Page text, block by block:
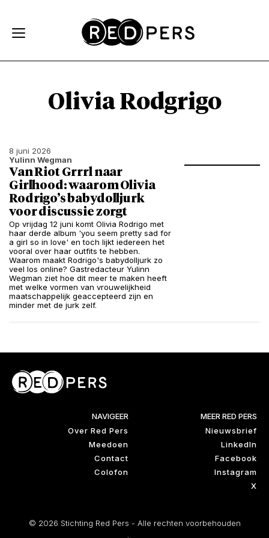
Olivia Rodgrigo
8 juni 2026
Yulinn Wegman
Van Riot Grrrl naar
Girlhood: waarom Olivia
Rodrigo’s babydolljurk
voor discussie zorgt
Op vrijdag 12 juni komt Olivia Rodrigo met
haar derde album 'you seem pretty sad for
a girl so in love' en toch lijkt iedereen het
vooral over haar outfits te hebben.
Waarom maakt Rodrigo's babydolljurk zo
veel los online? Gastredacteur Yulinn
Wegman ziet hoe dit meer te maken heeft
met welke vormen van vrouwelijkheid
maatschappelijk geaccepteerd zijn en
minder met de jurk zelf.
NAVIGEER
Over Red Pers
Meedoen
Contact
Colofon
MEER RED PERS
Nieuwsbrief
LinkedIn
Facebook
Instagram
X
© 2026 Stichting Red Pers - Alle rechten voorbehouden